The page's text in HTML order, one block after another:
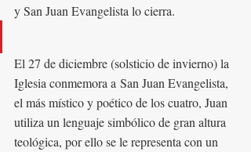
y San Juan Evangelista lo cierra.
El 27 de diciembre (solsticio de invierno) la
Iglesia conmemora a San Juan Evangelista,
el más místico y poético de los cuatro, Juan
utiliza un lenguaje simbólico de gran altura
teológica, por ello se le representa con un